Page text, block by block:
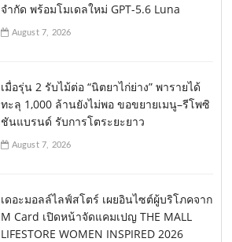
จำกัด พร้อมโมเดลใหม่ GPT-5.6 Luna
August 7, 2026
เมื่อรุ่น 2 รับไม้ต่อ “นิตยาไก่ย่าง” พารายได้
ทะลุ 1,000 ล้านยังไม่พอ ขอขยายเมนู–รีโพซิ
ชันแบรนด์ รับการโตระยะยาว
August 7, 2026
เดอะมอลล์ไลฟ์สโตร์ เผยอินไซต์ผู้บริโภคจาก
M Card เปิดหน้าจัดแคมเปญ THE MALL
LIFESTORE WOMEN INSPIRED 2026